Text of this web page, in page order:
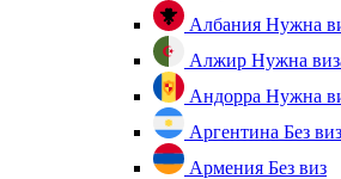
Албания Нужна
Алжир Нужна
Андорра Нужна
Аргентина Без виз
Армения Без виз